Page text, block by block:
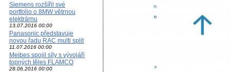
Siemens rozšířil své
portfolio o 8MW větrnou
elektrárnu
13.07.2016 00:00
Panasonic představuje
novou řadu RAC multi split
11.07.2016 00:00
Meibes spojil síly s vývojáři
topných těles FLAMCO
28.06.2016 00:00